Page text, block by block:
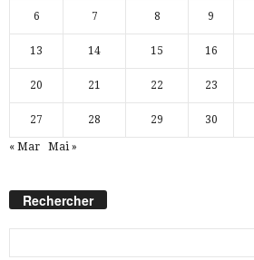
6 7 8 9
13 14 15 16
20 21 22 23
27 28 29 30
« Mar Mai »
Rechercher